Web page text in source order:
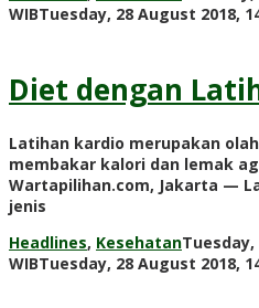
WIBTuesday, 28 August 2018,
Diet dengan
Latihan kardio merupakan
membakar kalori dan lemak
Wartapilihan.com, Jakarta —
jenis
Headlines, KesehatanTuesday,
WIBTuesday, 28 August 2018,